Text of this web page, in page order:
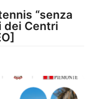
“senza
dei Centri